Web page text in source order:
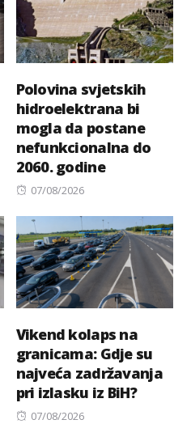
Polovina svjetskih
hidroelektrana bi
mogla da postane
nefunkcionalna do
2060. godine
Posted
07/08/2026
Vikend kolaps na
granicama: Gdje su
najveća zadržavanja
pri izlasku iz BiH?
Posted
07/08/2026